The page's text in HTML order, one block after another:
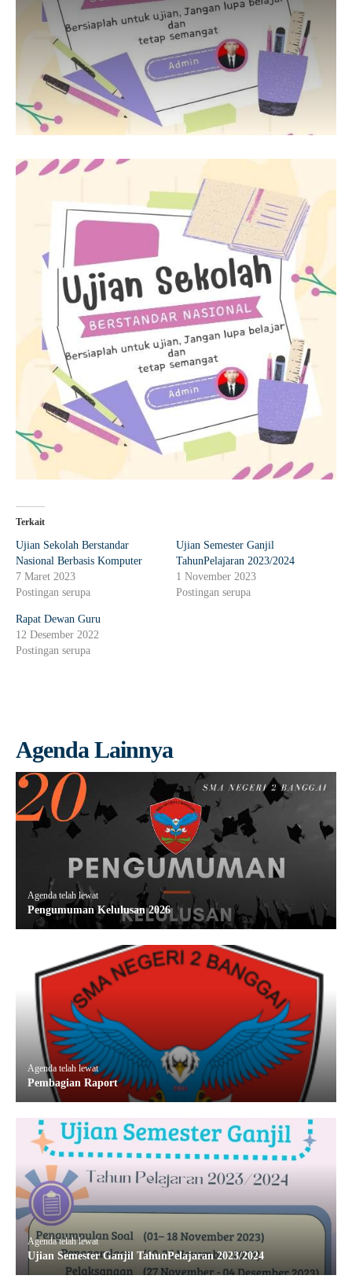
Guru Belajar
Guru Berbagi
Info Gtk
Terkait
Ujian Sekolah Berstandar
Nasional Berbasis Komputer
7 Maret 2023
Postingan serupa
Ujian Semester Ganjil
TahunPelajaran 2023/2024
1 November 2023
Postingan serupa
Rapat Dewan Guru
12 Desember 2022
Postingan serupa
Agenda Lainnya
Agenda telah lewat
Pengumuman Kelulusan 2026
Agenda telah lewat
Pembagian Raport
Agenda telah lewat
Ujian Semester Ganjil TahunPelajaran 2023/2024